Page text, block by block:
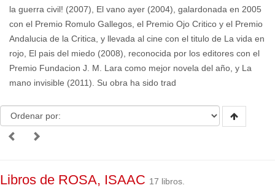
la guerra civil! (2007), El vano ayer (2004), galardonada en 2005
con el Premio Romulo Gallegos, el Premio Ojo Critico y el Premio
Andalucia de la Critica, y llevada al cine con el titulo de La vida en
rojo, El pais del miedo (2008), reconocida por los editores con el
Premio Fundacion J. M. Lara como mejor novela del año, y La
mano invisible (2011). Su obra ha sido trad
Libros de ROSA, ISAAC 17 libros.